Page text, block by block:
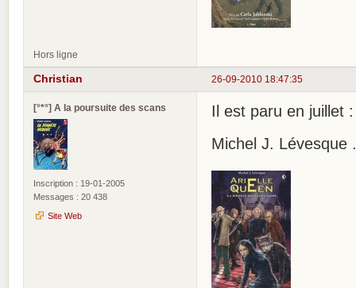
Hors ligne
26-09-2010 18:47:35
Christian
[°*°] A la poursuite des scans
Inscription : 19-01-2005
Messages : 20 438
Site Web
Il est paru en juillet :
Michel J. Lévesque